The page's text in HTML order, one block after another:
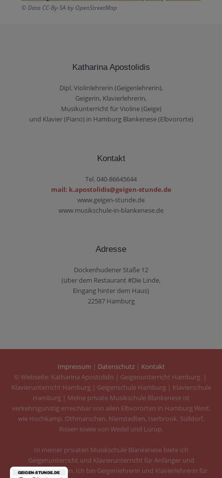
© Data CC-By-SA by OpenStreetMap
Katharina Apostolidis
Dipl. Violinlehrerin (Geigenlehrerin),
Geigerin, Klavierlehrerin,
Musikunterricht für Violine (Geige)
und Klavier (Piano) in Hamburg Blankenese (Elbvororte)
Kontakt
Tel. 040-86645644
mail: k.apostolidis@geigen-stunde.de
www.geigen-stunde.de
www.musikschule-in-blankenese.de
Adresse
Dockenhudener Staße 12
(über dem Restaurant #Die Linde,
Eingang hinter dem Haus)
22587 Hamburg
Impressum | Datenschutz| Kontakt
© Webseite: Katharina Apostolidis | Geigenunterricht Hamburg |
Klavierunterricht Hamburg | Geigenschule Hamburg | Klavierschule
Hamburg | Meine private Musikschule Blankenese ist
verkehrsgünstig erreichbar von allen Elbvororten in Hamburg West,
wie Hochkamp, Othmarschen, Nienstedten, Iserbrook, Sülldorf,
Rissen sowie von Wedel und Lurup.
In meiner privaten Musikschule Blankenese biete ich
Geigenunterricht und Klavierunterricht für Anfänger und
Fortgeschrittene an. Ich bin Geigenlehrerin und Klavierlehrerin für